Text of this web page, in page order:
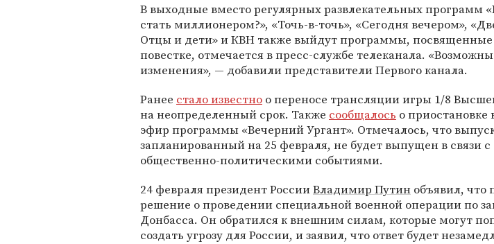
В выходные вместо регулярных развлекательных программ
стать миллионером?», «Точь-в-точь», «Сегодня вечером»,
Отцы и дети» и КВН также выйдут программы, посвященные
повестке, отмечается в пресс-службе телеканала.
изменения», — добавили представители Первого канала.
Ранее стало известно о переносе трансляции игры 1/8
на неопределенный срок. Также сообщалось о приостановке
эфир программы «Вечерний Ургант». Отмечалось, что
запланированный на 25 февраля, не будет выпущен в связи
общественно-политическими событиями.
24 февраля президент РоссииВладимир Путин объявил, что
решение о проведении специальной военной операции по
Донбасса. Он обратился к внешним силам, которые могут
создать угрозу для России, и заявил, что ответ будет